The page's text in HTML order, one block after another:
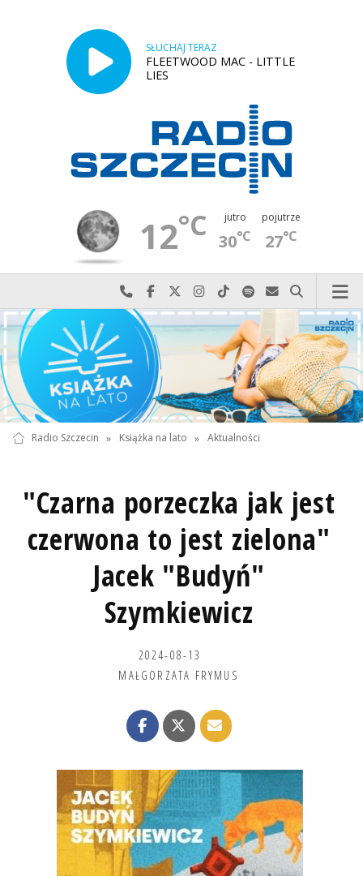
SŁUCHAJ TERAZ
FLEETWOOD MAC - LITTLE
LIES
12°C jutro
30°C
pojutrze
27°C
Najlepiej po prostu do nas zadzwoń
Odwiedź nas na Facebook-u
Odwiedź nas na X
Odwiedź nas na Instagram-ie
Odwiedź nas na TikTok-u
Szukaj nas na Spotify
Wyślij do nas
Szukaj
Radio Szczecin » Książka na lato » Aktualności
"Czarna porzeczka jak jest
czerwona to jest zielona"
Jacek "Budyń"
Szymkiewicz
2024-08-13
MAŁGORZATA FRYMUS